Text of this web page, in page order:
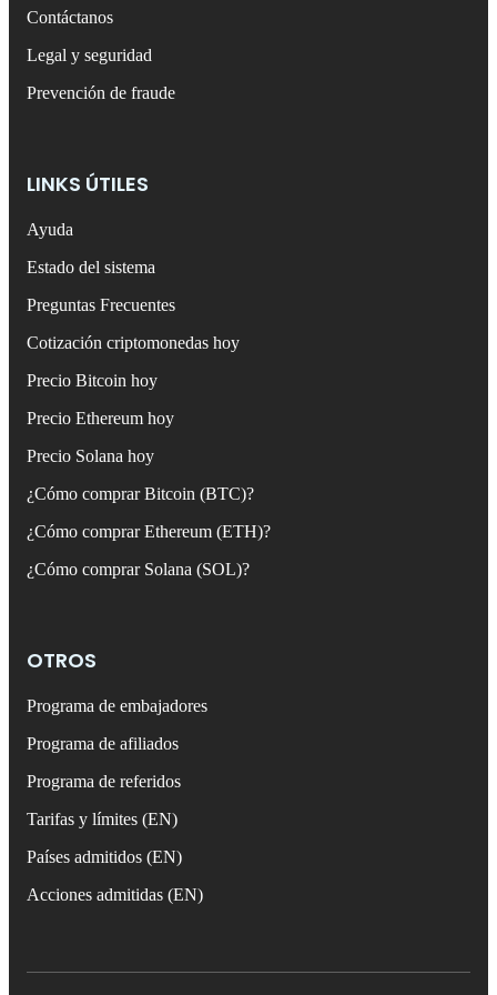
Contáctanos
Legal y seguridad
Prevención de fraude
LINKS ÚTILES
Ayuda
Estado del sistema
Preguntas Frecuentes
Cotización criptomonedas hoy
Precio Bitcoin hoy
Precio Ethereum hoy
Precio Solana hoy
¿Cómo comprar Bitcoin (BTC)?
¿Cómo comprar Ethereum (ETH)?
¿Cómo comprar Solana (SOL)?
OTROS
Programa de embajadores
Programa de afiliados
Programa de referidos
Tarifas y límites (EN)
Países admitidos (EN)
Acciones admitidas (EN)